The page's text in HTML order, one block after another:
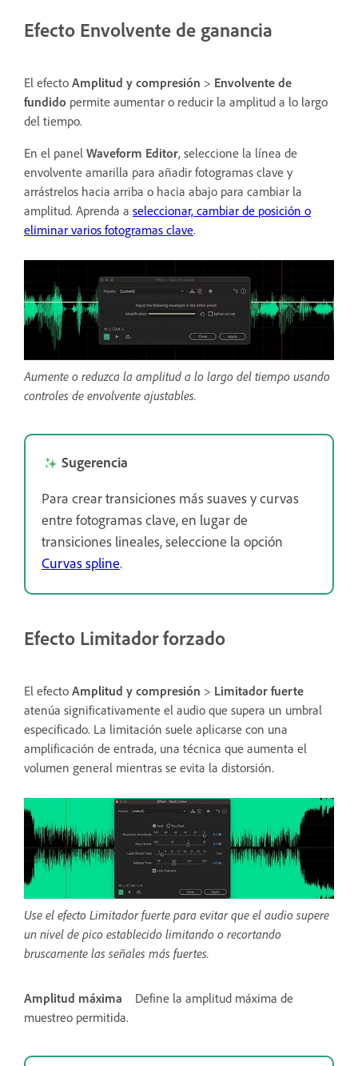
Efecto Envolvente de ganancia
El efecto Amplitud y compresión > Envolvente de
fundido permite aumentar o reducir la amplitud a lo largo
del tiempo.
En el panel Waveform Editor, seleccione la línea de
envolvente amarilla para añadir fotogramas clave y
arrástrelos hacia arriba o hacia abajo para cambiar la
amplitud. Aprenda a seleccionar, cambiar de posición o
eliminar varios fotogramas clave.
Aumente o reduzca la amplitud a lo largo del tiempo usando
controles de envolvente ajustables.
Sugerencia
Para crear transiciones más suaves y curvas
entre fotogramas clave, en lugar de
transiciones lineales, seleccione la opción
Curvas spline.
Efecto Limitador forzado
El efecto Amplitud y compresión > Limitador fuerte
atenúa significativamente el audio que supera un umbral
especificado. La limitación suele aplicarse con una
amplificación de entrada, una técnica que aumenta el
volumen general mientras se evita la distorsión.
Use el efecto Limitador fuerte para evitar que el audio supere
un nivel de pico establecido limitando o recortando
bruscamente las señales más fuertes.
Amplitud máxima
Define la amplitud máxima de
muestreo permitida.